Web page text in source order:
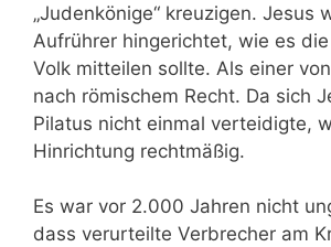
„Judenkönige“ kreuzigen. Jesus
Aufrührer hingerichtet, wie es
Volk mitteilen sollte. Als einer
nach römischem Recht. Da sich
Pilatus nicht einmal verteidigte,
Hinrichtung rechtmäßig.
Es war vor 2.000 Jahren nicht
dass verurteilte Verbrecher am